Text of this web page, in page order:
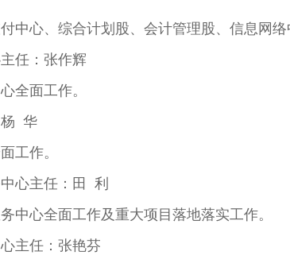
心、综合计划股、会计管理股、信息网络
任：张作辉
面工作。
华
工作。
心主任：田 利
心全面工作及重大项目落地落实工作。
主任：张艳芬